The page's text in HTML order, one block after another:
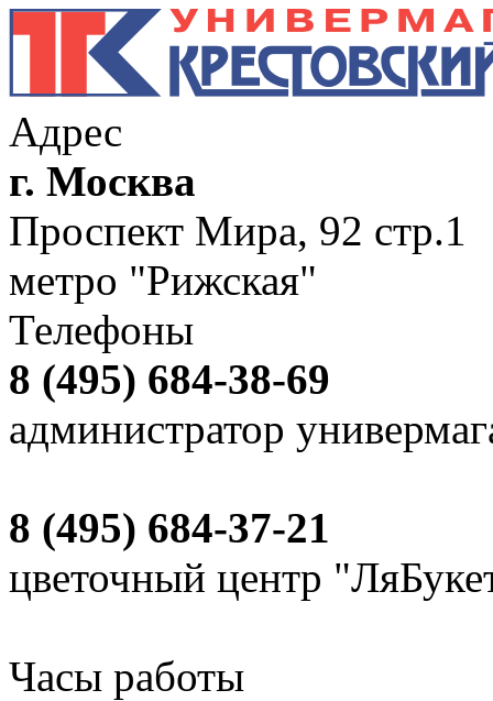
Адрес
г. Москва
Проспект Мира, 92 стр.1
метро "Рижская"
Телефоны
8 (495) 684-38-69
администратор
8 (495) 684-37-21
цветочный центр
Часы работы